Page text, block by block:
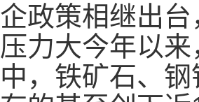
政策相继出
力大今年以
中，铁矿石、